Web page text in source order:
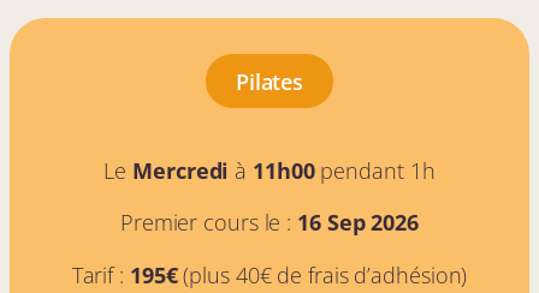
Pilates
Le Mercredi à 11h00pendant 1h
Premier cours le : 16 Sep 2026
Tarif : 195€(plus 40€ de frais d’adhésion)